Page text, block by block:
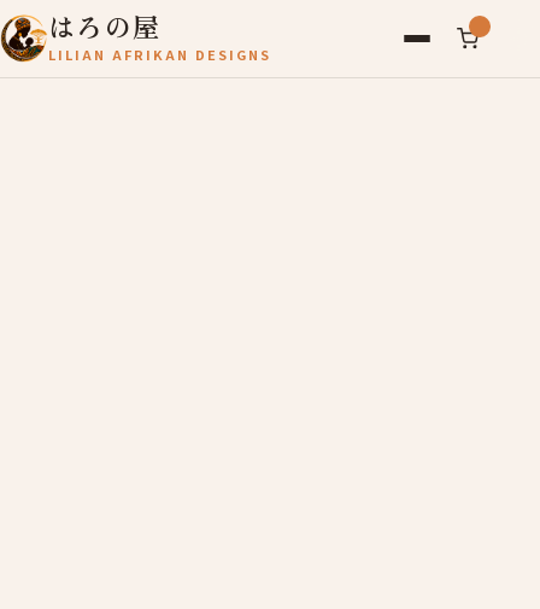
はろの屋
LILIAN AFRIKAN DESIGNS